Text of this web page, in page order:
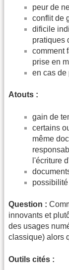
peur de
conflit de
dificile
pratiques
comment
prise en
en cas de
Atouts :
gain de
certains
même
l'écriture
Question :
innovants et
des usages
classique) alors
Outils cités :